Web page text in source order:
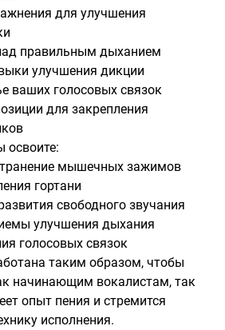
для улучшения
правильным дыханием
улучшения дикции
ваших голосовых связок
для закрепления
освоите:
мышечных зажимов
гортани
свободного звучания
улучшения дыхания
голосовых связок
таким образом, чтобы
начинающим вокалистам, так
опыт пения и стремится
исполнения.